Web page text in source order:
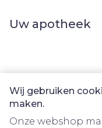
Wij gebruiken
maken.
Onze webshop
Uw apotheek